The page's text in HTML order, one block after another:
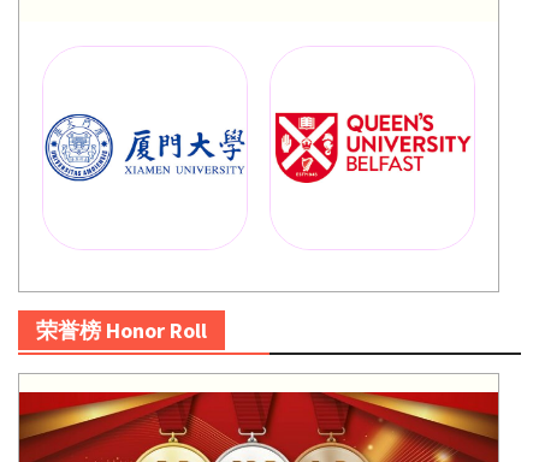
荣誉榜 Honor Roll